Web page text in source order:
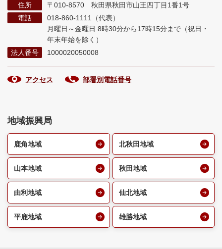
住所
〒010-8570 秋田県秋田市山王四丁目1番1号
電話
018-860-1111（代表）
月曜日～金曜日 8時30分から17時15分まで （祝日・
年末年始を除く）
法人番号
1000020050008
アクセス 部署別電話番号
地域振興局
鹿角地域 北秋田地域
山本地域 秋田地域
由利地域 仙北地域
平鹿地域 雄勝地域